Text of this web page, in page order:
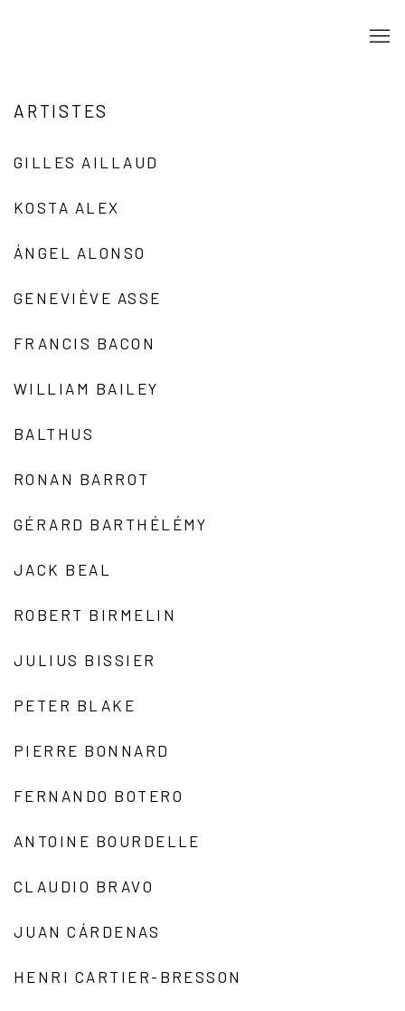
ARTISTES
GILLES AILLAUD
KOSTA ALEX
ÁNGEL ALONSO
GENEVIÈVE ASSE
FRANCIS BACON
WILLIAM BAILEY
BALTHUS
RONAN BARROT
GÉRARD BARTHÉLÉMY
JACK BEAL
ROBERT BIRMELIN
JULIUS BISSIER
PETER BLAKE
PIERRE BONNARD
FERNANDO BOTERO
ANTOINE BOURDELLE
CLAUDIO BRAVO
JUAN CÁRDENAS
HENRI CARTIER-BRESSON